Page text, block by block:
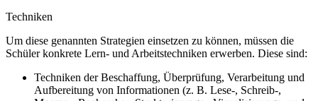
Techniken
Um diese genannten Strategien einsetzen zu können, müssen die
Schüler konkrete Lern- und Arbeitstechniken erwerben. Diese sind:
Techniken der Beschaffung, Überprüfung, Verarbeitung und
Aufbereitung von Informationen (z. B. Lese-, Schreib-,